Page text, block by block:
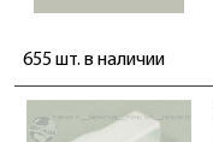
655 шт. в наличии